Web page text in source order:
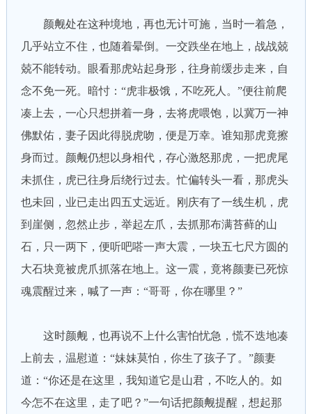
颜觍处在这种境地，再也无计可施，当时一着急，
几乎站立不住，也随着晕倒。一交跌坐在地上，战战兢
兢不能转动。眼看那虎站起身形，往身前缓步走来，自
念不免一死。暗忖：“虎非极饿，不吃死人。”便往前爬
凑上去，一心只想拼着一身，去将虎喂饱，以冀万一神
佛默佑，妻子因此得脱虎吻，便是万幸。谁知那虎竟擦
身而过。颜觍仍想以身相代，存心激怒那虎，一把虎尾
未抓住，虎已往身后绕行过去。忙偏转头一看，那虎头
也未回，业已走出四五丈远近。刚庆有了一线生机，虎
到崖侧，忽然止步，举起左爪，去抓那布满苔藓的山
石，只一两下，便听吧嗒一声大震，一块五七尺方圆的
大石块竟被虎爪抓落在地上。这一震，竟将颜妻已死惊
魂震醒过来，喊了一声：“哥哥，你在哪里？”
这时颜觍，也再说不上什么害怕忧急，慌不迭地凑
上前去，温慰道：“妹妹莫怕，你生了孩子了。”颜妻
道：“你还是在这里，我知道它是山君，不吃人的。如
今怎不在这里，走了吧？”一句话把颜觍提醒，想起那